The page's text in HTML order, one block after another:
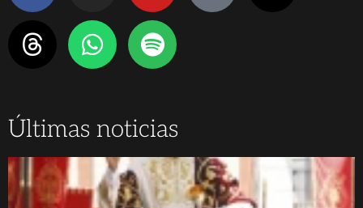
Últimas noticias